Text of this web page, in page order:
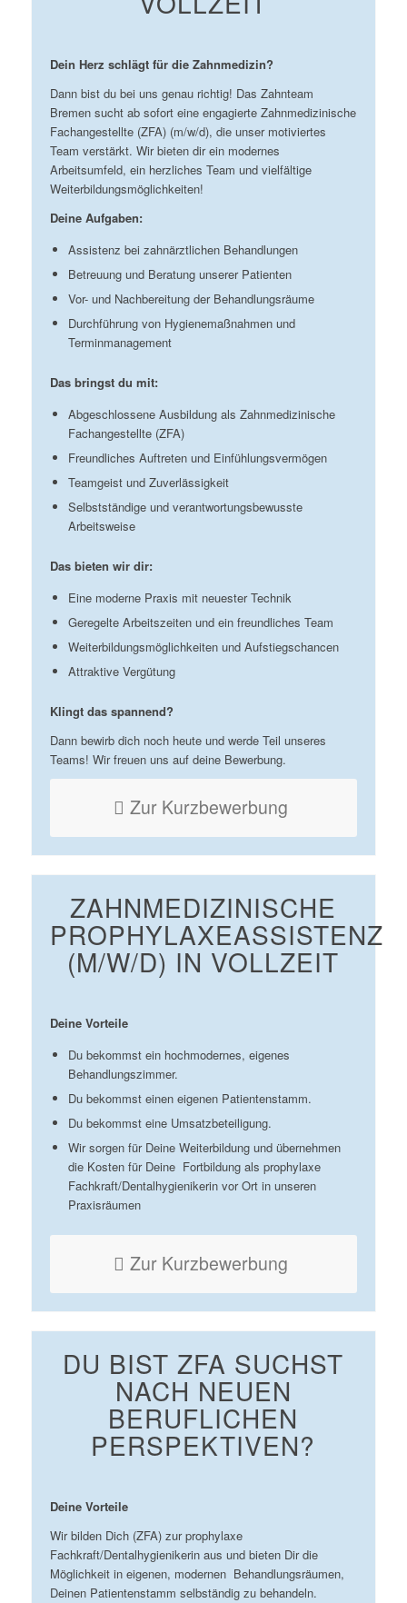
Dein Herz schlägt für die Zahnmedizin?
Dann bist du bei uns genau richtig! Das Zahnteam
Bremen sucht ab sofort eine engagierte Zahnmedizinische
Fachangestellte (ZFA) (m/w/d), die unser motiviertes
Team verstärkt. Wir bieten dir ein modernes
Arbeitsumfeld, ein herzliches Team und vielfältige
Weiterbildungsmöglichkeiten!
Deine Aufgaben:
Assistenz bei zahnärztlichen Behandlungen
Betreuung und Beratung unserer Patienten
Vor- und Nachbereitung der Behandlungsräume
Durchführung von Hygienemaßnahmen und
Terminmanagement
Das bringst du mit:
Abgeschlossene Ausbildung als Zahnmedizinische
Fachangestellte (ZFA)
Freundliches Auftreten und Einfühlungsvermögen
Teamgeist und Zuverlässigkeit
Selbstständige und verantwortungsbewusste
Arbeitsweise
Das bieten wir dir:
Eine moderne Praxis mit neuester Technik
Geregelte Arbeitszeiten und ein freundliches Team
Weiterbildungsmöglichkeiten und Aufstiegschancen
Attraktive Vergütung
Klingt das spannend?
Dann bewirb dich noch heute und werde Teil unseres
Teams! Wir freuen uns auf deine Bewerbung.
Zur Kurzbewerbung
ZAHNMEDIZINISCHE
PROPHYLAXEASSISTENZ
(M/W/D) IN VOLLZEIT
Deine Vorteile
Du bekommst ein hochmodernes, eigenes
Behandlungszimmer.
Du bekommst einen eigenen Patientenstamm.
Du bekommst eine Umsatzbeteiligung.
Wir sorgen für Deine Weiterbildung und übernehmen
die Kosten für Deine Fortbildung als prophylaxe
Fachkraft/Dentalhygienikerin vor Ort in unseren
Praxisräumen
Zur Kurzbewerbung
DU BIST ZFA SUCHST
NACH NEUEN
BERUFLICHEN
PERSPEKTIVEN?
Deine Vorteile
Wir bilden Dich (ZFA) zurprophylaxe
Fachkraft/Dentalhygienikerin aus und bieten Dir die
Möglichkeit in eigenen, modernen Behandlungsräumen,
Deinen Patientenstamm selbständig zu behandeln.